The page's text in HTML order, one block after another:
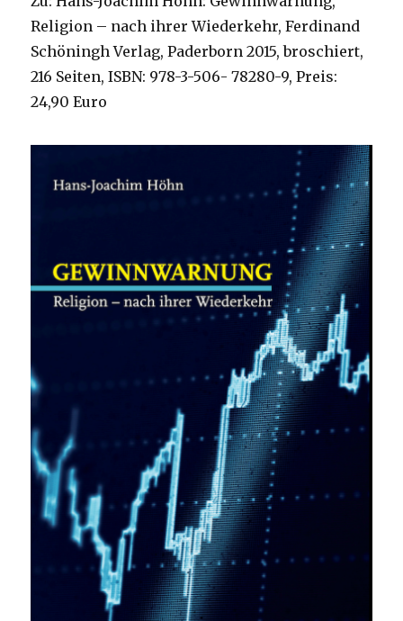
Religion – nach ihrer Wiederkehr, Ferdinand
Schöningh Verlag, Paderborn 2015, broschiert,
216 Seiten, ISBN: 978-3-506- 78280-9, Preis:
24,90 Euro